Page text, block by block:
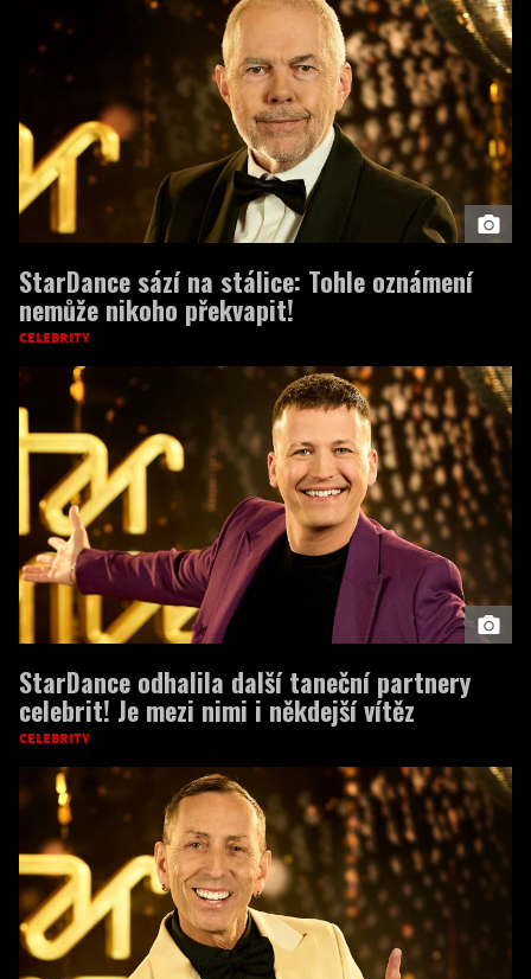
StarDance sází na stálice: Tohle oznámení
nemůže nikoho překvapit!
CELEBRITY
StarDance odhalila další taneční partnery
celebrit! Je mezi nimi i někdejší vítěz
CELEBRITY